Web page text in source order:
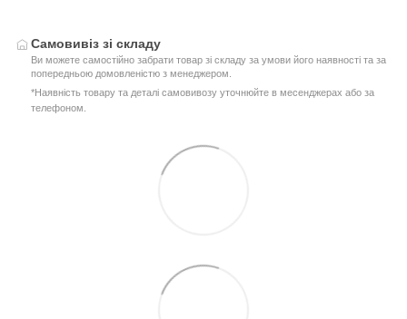
Самовивіз зі складу
Ви можете самостійно забрати товар зі складу за умови його наявності та за
попередньою домовленістю з менеджером.
*Наявність товару та деталі самовивозу уточнюйте в месенджерах або за
телефоном.